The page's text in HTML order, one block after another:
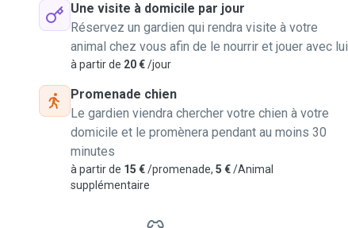
Une visite à domicile par jour
Réservez un gardien qui rendra visite à votre
animal chez vous afin de le nourrir et jouer avec lui
à partir de 20 €/jour
Promenade chien
Le gardien viendra chercher votre chien à votre
domicile et le promènera pendant au moins 30
minutes
à partir de 15 €/promenade, 5 €/Animal
supplémentaire